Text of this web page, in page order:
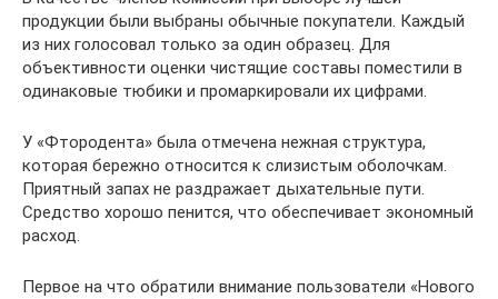
продукции были выбраны обычные покупатели. Каждый
из них голосовал только за один образец. Для
объективности оценки чистящие составы поместили в
одинаковые тюбики и промаркировали их цифрами.
У «Фтородента» была отмечена нежная структура,
которая бережно относится к слизистым оболочкам.
Приятный запах не раздражает дыхательные пути.
Средство хорошо пенится, что обеспечивает экономный
расход.
Первое на что обратили внимание пользователи «Нового